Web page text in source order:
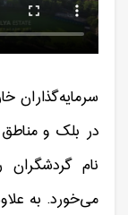
سرمایه‌گذاران
در بلک و
نام گردشگران
می‌خورد. به